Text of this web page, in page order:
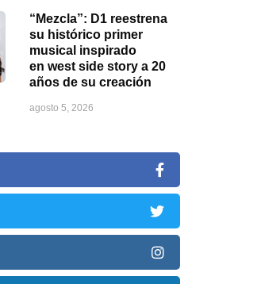
“Mezcla”: D1 reestrena
su histórico primer
musical inspirado
en west side story a 20
años de su creación
agosto 5, 2026